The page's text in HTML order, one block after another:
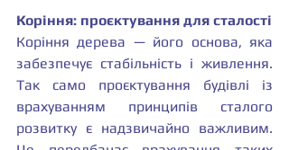
Коріння: проєктування для сталості
Коріння дерева — його основа, яка
забезпечує стабільність і живлення.
Так само проєктування будівлі із
врахуванням принципів сталого
розвитку є надзвичайно важливим.